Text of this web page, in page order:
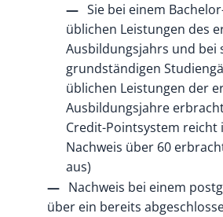
Sie bei einem
üblichen Leistungen des
Ausbildungsjahrs und bei
grundständigen
üblichen Leistungen der
Ausbildungsjahre
Credit-Pointsystem reicht
Nachweis über 60
aus)
Nachweis bei einem
über ein bereits